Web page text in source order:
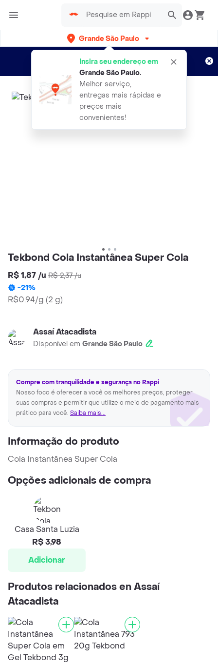
Grande São Paulo
Insira seu endereço em
Grande São Paulo.
Melhor serviço,
entregas mais rápidas e
preços mais
convenientes!
Entregas grátis por 15 dias!
Aplicam T&C
Tekbond Cola Instantânea Super Cola
R$ 1,87 /u R$ 2,37/u
-21%
R$0.94/g (2 g)
Assaí Atacadista
Disponível em Grande São Paulo
Compre com tranquilidade e segurança no Rappi
Nosso foco é oferecer a você os melhores preços, proteger
suas compras e permitir que utilize o meio de pagamento mais
prático para você. Saiba mais...
Informação do produto
Cola Instantânea Super Cola
Opções adicionais de compra
Casa Santa Luzia
R$ 3,98
Adicionar
Produtos relacionados en Assaí
Atacadista